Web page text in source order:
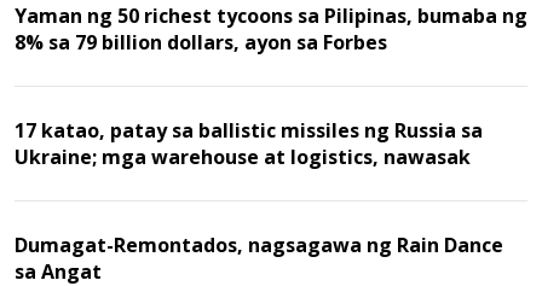
Yaman ng 50 richest tycoons sa Pilipinas, bumaba ng
8% sa 79 billion dollars, ayon sa Forbes
17 katao, patay sa ballistic missiles ng Russia sa
Ukraine; mga warehouse at logistics, nawasak
Dumagat-Remontados, nagsagawa ng Rain Dance
sa Angat